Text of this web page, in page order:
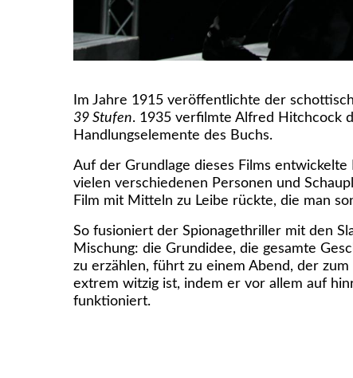
Im Jahre 1915 veröffentlichte der
39 Stufen. 1935 verfilmte Alfred Hitchcock
Handlungselemente des Buchs.
Auf der Grundlage dieses Films entwickelte
vielen verschiedenen Personen und
Film mit Mitteln zu Leibe rückte, die man
So fusioniert der Spionagethriller mit den
Mischung: die Grundidee, die gesamte
zu erzählen, führt zu einem Abend, der
extrem witzig ist, indem er vor allem auf
funktioniert.